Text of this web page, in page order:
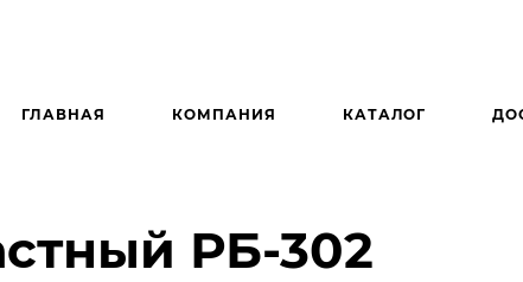
ГЛАВНАЯ КОМПАНИЯ КАТАЛОГ
РБ-302